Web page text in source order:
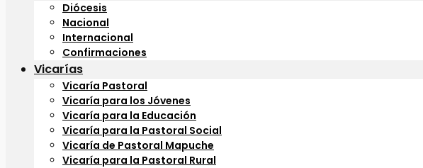
Diócesis
Nacional
Internacional
Confirmaciones
Vicarías
Vicaría Pastoral
Vicaría para los Jóvenes
Vicaría para la Educación
Vicaría para la Pastoral Social
Vicaría de Pastoral Mapuche
Vicaría para la Pastoral Rural